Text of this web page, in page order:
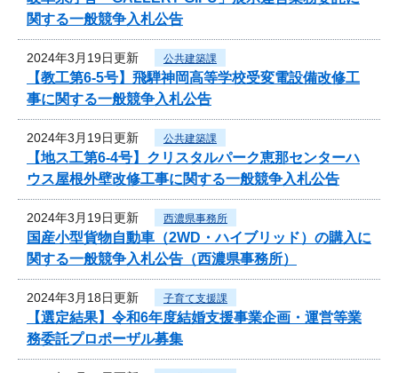
関する一般競争入札公告
2024年3月19日更新 公共建築課
【教工第6-5号】飛騨神岡高等学校受変電設備改修工
事に関する一般競争入札公告
2024年3月19日更新 公共建築課
【地ス工第6-4号】クリスタルパーク恵那センターハ
ウス屋根外壁改修工事に関する一般競争入札公告
2024年3月19日更新 西濃県事務所
国産小型貨物自動車（2WD・ハイブリッド）の購入に
関する一般競争入札公告（西濃県事務所）
2024年3月18日更新 子育て支援課
【選定結果】令和6年度結婚支援事業企画・運営等業
務委託プロポーザル募集